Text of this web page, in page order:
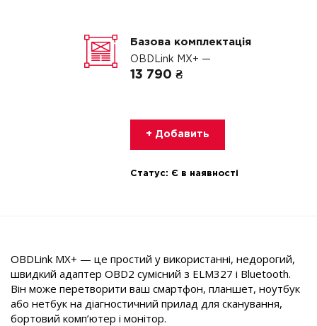
Базова комплектація
OBDLink MX+ —
13 790 ₴
+ Добавить
Статус: Є в наявності
OBDLink MX+ — це простий у використанні, недорогий,
швидкий адаптер OBD2 сумісний з ELM327 і Bluetooth.
Він може перетворити ваш смартфон, планшет, ноутбук
або нетбук на діагностичний прилад для сканування,
бортовий комп’ютер і монітор.